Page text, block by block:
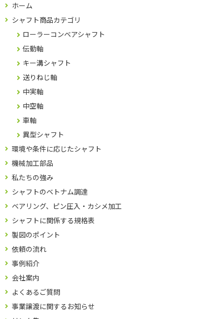
ホーム
シャフト商品カテゴリ
ローラーコンベアシャフト
伝動軸
キー溝シャフト
送りねじ軸
中実軸
中空軸
車軸
異型シャフト
環境や条件に応じたシャフト
機械加工部品
私たちの強み
シャフトのベトナム調達
ベアリング、ピン圧入・カシメ加工
シャフトに関係する規格表
製図のポイント
依頼の流れ
事例紹介
会社案内
よくあるご質問
事業譲渡に関するお知らせ